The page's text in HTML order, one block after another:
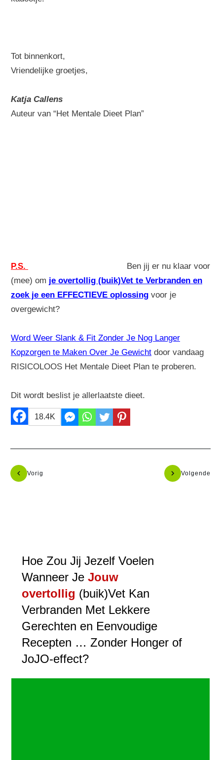
Tot binnenkort,
Vriendelijke groetjes,
Katja Callens
Auteur van “Het Mentale Dieet Plan”
P.S.
Ben jij er nu klaar voor
(mee) om je overtollig (buik)Vet te Verbranden en
zoek je een EFFECTIEVE oplossing voor je
overgewicht?
Word Weer Slank & Fit Zonder Je Nog Langer
Kopzorgen te Maken Over Je Gewicht door vandaag
RISICOLOOS Het Mentale Dieet Plan te proberen.
Dit wordt beslist je allerlaatste dieet.
18.4K
Vorig Volgende
Hoe Zou Jij Jezelf Voelen
Wanneer Je Jouw
overtollig (buik)Vet Kan
Verbranden Met Lekkere
Gerechten en Eenvoudige
Recepten … Zonder Honger of
JoJO-effect?